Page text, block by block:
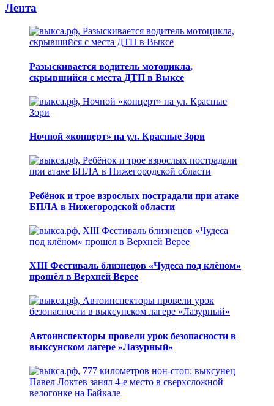
Лента
Разыскивается водитель мотоцикла,
скрывшийся с места ДТП в Выксе
Ночной «концерт» на ул. Красные Зори
Ребёнок и трое взрослых пострадали при атаке
БПЛА в Нижегородской области
XIII Фестиваль близнецов «Чудеса под клёном»
прошёл в Верхней Верее
Автоинспекторы провели урок безопасности в
выксунском лагере «Лазурный»